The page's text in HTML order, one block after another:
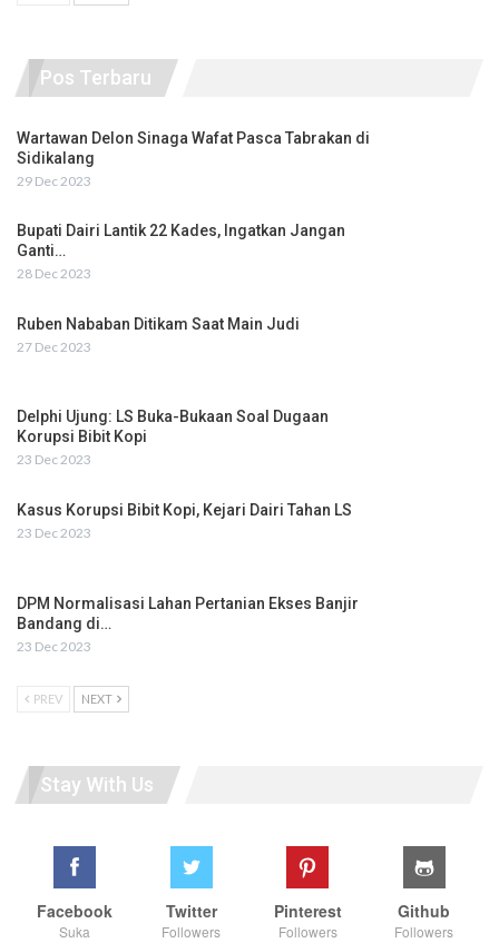
Pos Terbaru
Wartawan Delon Sinaga Wafat Pasca Tabrakan di
Sidikalang
29 Dec 2023
Bupati Dairi Lantik 22 Kades, Ingatkan Jangan
Ganti…
28 Dec 2023
Ruben Nababan Ditikam Saat Main Judi
27 Dec 2023
Delphi Ujung: LS Buka-Bukaan Soal Dugaan
Korupsi Bibit Kopi
23 Dec 2023
Kasus Korupsi Bibit Kopi, Kejari Dairi Tahan LS
23 Dec 2023
DPM Normalisasi Lahan Pertanian Ekses Banjir
Bandang di…
23 Dec 2023
PREV NEXT
Stay With Us
Facebook
Suka
Twitter
Followers
Pinterest
Followers
Github
Followers